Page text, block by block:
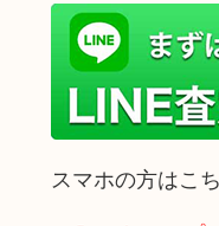
スマホの方はこ